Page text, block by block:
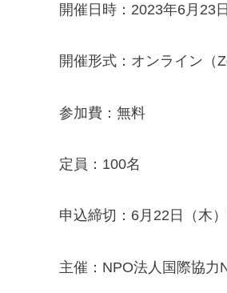
開催日時：2023年6月23
開催形式：オンライン（
参加費：無料
定員：100名
申込締切：6月22日（木
主催：NPO法人国際協力